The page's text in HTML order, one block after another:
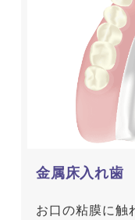
金属床入れ歯
お口の粘膜に触